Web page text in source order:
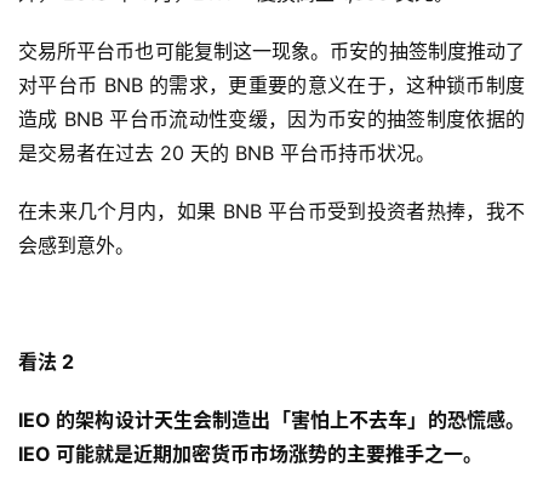
交易所平台币也可能复制这一现象。币安的抽签制度推动了
对平台币 BNB 的需求，更重要的意义在于，这种锁币制度
造成 BNB 平台币流动性变缓，因为币安的抽签制度依据的
是交易者在过去 20 天的 BNB 平台币持币状况。
在未来几个月内，如果 BNB 平台币受到投资者热捧，我不
会感到意外。
看法 2
IEO 的架构设计天生会制造出「害怕上不去车」的恐慌感。
IEO 可能就是近期加密货币市场涨势的主要推手之一。